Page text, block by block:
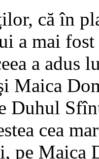
că în
a mai
a adus
Maica
Duhul
cea
pe Maica